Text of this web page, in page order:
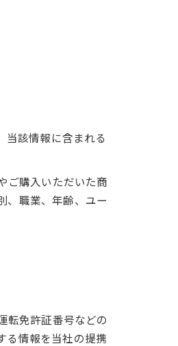
当該情報に含まれる
ご購入いただいた商
、職業、年齢、ユー
転免許証番号などの
る情報を当社の提携